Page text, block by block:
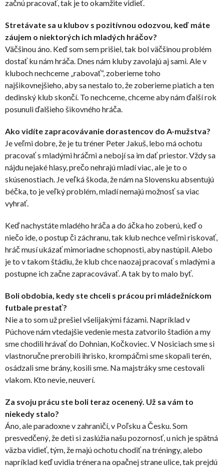
začnú pracovať, tak je to okamžite vidieť.
Stretávate sa u klubov s pozitívnou odozvou, keď máte
záujem o niektorých ich mladých hráčov?
Väčšinou áno. Keď som sem prišiel, tak bol väčšinou problém
dostať ku nám hráča. Dnes nám kluby zavolajú aj sami. Ale v
kluboch nechceme „rabovať“, zoberieme toho
najšikovnejšieho, aby sa nestalo to, že zoberieme piatich a ten
dedinský klub skončí. To nechceme, chceme aby nám ďalší rok
posunuli ďalšieho šikovného hráča.
Ako vidíte zapracovávanie dorastencov do A-mužstva?
Je veľmi dobre, že je tu tréner Peter Jakuš, lebo má ochotu
pracovať s mladými hráčmi a nebojí sa im dať priestor. Vždy sa
nájdu nejaké hlasy, prečo nehrajú mladí viac, ale je to o
skúsenostiach. Je veľká škoda, že nám na Slovensku absentujú
béčka, to je veľký problém, mladí nemajú možnosť sa viac
vyhrať.
Keď nachystáte mladého hráča a do áčka ho zoberú, keď o
niečo ide, o postup či záchranu, tak klub nechce veľmi riskovať,
hráč musí ukázať mimoriadne schopnosti, aby nastúpil. Alebo
je to v takom štádiu, že klub chce naozaj pracovať s mladými a
postupne ich začne zapracovávať. A tak by to malo byť.
Boli obdobia, kedy ste chceli s prácou pri mládežníckom
futbale prestať?
Nie a to som už prešiel všelijakými fázami. Napríklad v
Púchove nám vtedajšie vedenie mesta zatvorilo štadión a my
sme chodili hrávať do Dohnian, Kočkoviec. V Nosiciach sme si
vlastnoručne prerobili ihrisko, krompáčmi sme skopali terén,
osádzali sme brány, kosili sme. Na majstráky sme cestovali
vlakom. Kto nevie, neuverí.
Za svoju prácu ste boli teraz ocenený. Už sa vám to
niekedy stalo?
Áno, ale paradoxne v zahraničí, v Poľsku a Česku. Som
presvedčený, že deti si zaslúžia našu pozornosť, u nich je spätná
väzba vidieť, tým, že majú ochotu chodiť na tréningy, alebo
napríklad keď uvidia trénera na opačnej strane ulice, tak prejdú